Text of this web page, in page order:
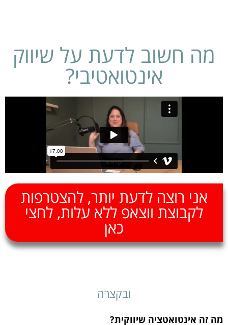
מה חשוב לדעת על שיווק
אינטואטיבי?
אני רוצה לדעת יותר, להצטרפות
לקבוצת ווצאפ ללא עלות, לחצי
כאן
ובקצרה
מה זה אינטואטציה שיווקית?